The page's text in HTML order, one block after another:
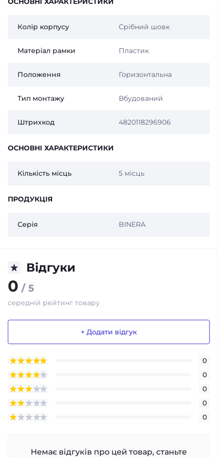
Колір корпусу Срібний шовк
Матеріал рамки Пластик
Положення Горизонтальна
Тип монтажу Вбудований
Штрихкод 4820118296906
ОСНОВНІ ХАРАКТЕРИСТИКИ
Кількість місць 5 місць
ПРОДУКЦІЯ
Серія BINERA
Відгуки
0 / 5
середній рейтинг товару
+ Додати відгук
0
0
0
0
0
Немає відгуків про цей товар, станьте